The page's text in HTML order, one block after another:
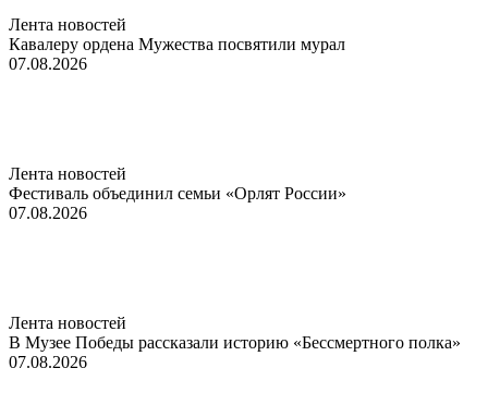
Лента новостей
Кавалеру ордена Мужества посвятили мурал
07.08.2026
Лента новостей
Фестиваль объединил семьи «Орлят России»
07.08.2026
Лента новостей
В Музее Победы рассказали историю «Бессмертного полка»
07.08.2026